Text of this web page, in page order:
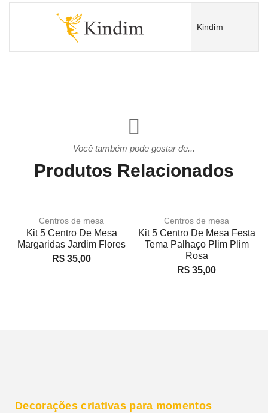
Kindim
Você também pode gostar de...
Produtos Relacionados
Centros de mesa
Kit 5 Centro De Mesa
Margaridas Jardim Flores
R$ 35,00
Centros de mesa
Kit 5 Centro De Mesa Festa
Tema Palhaço Plim Plim
Rosa
R$ 35,00
Decorações criativas para momentos